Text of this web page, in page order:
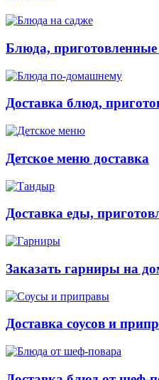
Блюда, приготовленные
Доставка блюд,
Детское меню доставка
Доставка еды,
Заказать гарниры на
Доставка соусов и